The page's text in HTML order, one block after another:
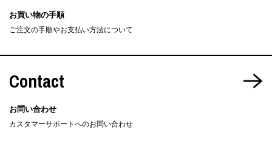
お買い物の手順
ご注文の手順やお支払い方法について
Contact
お問い合わせ
カスタマーサポートへのお問い合わせ